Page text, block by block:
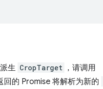
生 CropTarget ，请调用
回的 Promise 将解析为新的